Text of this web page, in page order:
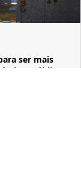
ser mais
ao público